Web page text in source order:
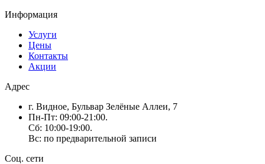
Информация
Услуги
Цены
Контакты
Акции
Адрес
г. Видное, Бульвар Зелёные Аллеи, 7
Пн-Пт: 09:00-21:00.
Сб: 10:00-19:00.
Вс: по предварительной записи
Соц. сети